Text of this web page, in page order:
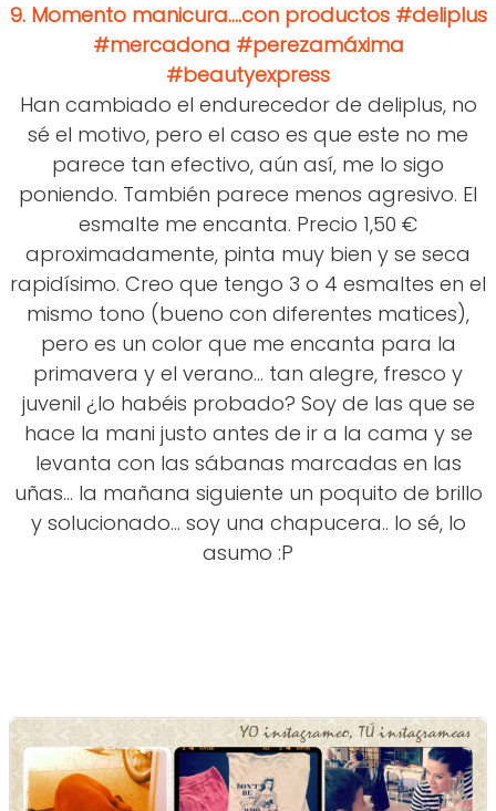
9. Momento manicura....con productos #deliplus
#mercadona #perezamáxima
#beautyexpress
Han cambiado el endurecedor de deliplus, no
sé el motivo, pero el caso es que este no me
parece tan efectivo, aún así, me lo sigo
poniendo. También parece menos agresivo. El
esmalte me encanta. Precio 1,50 €
aproximadamente, pinta muy bien y se seca
rapidísimo. Creo que tengo 3 o 4 esmaltes en el
mismo tono (bueno con diferentes matices),
pero es un color que me encanta para la
primavera y el verano... tan alegre, fresco y
juvenil ¿lo habéis probado? Soy de las que se
hace la mani justo antes de ir a la cama y se
levanta con las sábanas marcadas en las
uñas... la mañana siguiente un poquito de brillo
y solucionado... soy una chapucera.. lo sé, lo
asumo :P